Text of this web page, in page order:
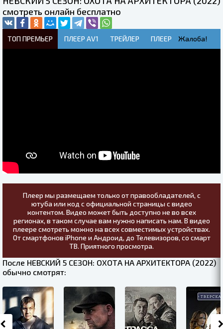
смотреть онлайн бесплатно
ТОП ПРЕМЬЕР ПЛЕЕР AV1 ТРЕЙЛЕР ПЛЕЕР Жалоба!
Плеер мы размещаем только от правообладателей, с
ютуба или код с официальной страницы с видео
контентом. Видео может быть доступно не во всех
регионах, в таком случае вам нужно написать нам. В видео
плеере смотреть можно на всех совместимых устройствах.
От смартфонов iPhone и Андроид, до Телевизоров, со смарт
ТВ. Приятного просмотра.
После НЕВСКИЙ 5 СЕЗОН: ОХОТА НА АРХИТЕКТОРА (2022)
обычно смотрят: